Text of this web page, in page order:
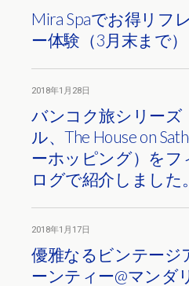
Mira Spaでお得リフ
ー体験（3月末まで）
2018年1月28日
バンコク旅シリーズ
ル、The House on
ーホッピング）をフ
ログで紹介しました。
2018年1月17日
優雅なるビンテージ
ーンティー@マンダ